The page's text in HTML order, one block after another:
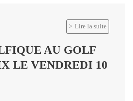
Lire la suite
AU GOLF
LE VENDREDI 10